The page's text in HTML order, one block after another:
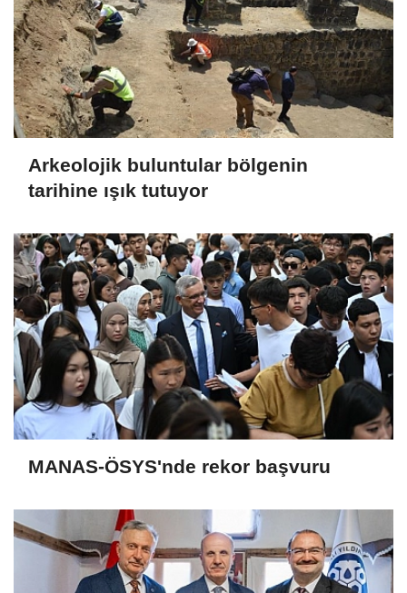
Arkeolojik buluntular bölgenin
tarihine ışık tutuyor
MANAS-ÖSYS'nde rekor başvuru